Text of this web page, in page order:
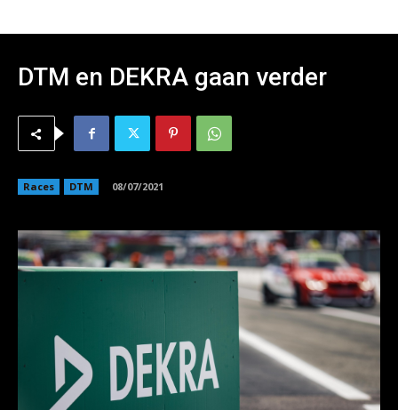
DTM en DEKRA gaan verder
Races DTM 08/07/2021